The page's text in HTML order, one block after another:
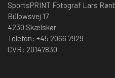
SportsPRINT Fotograf Lars
Bülowsvej 17
4230 Skælskør
Telefon: +45 2066 7929
CVR: 20147830